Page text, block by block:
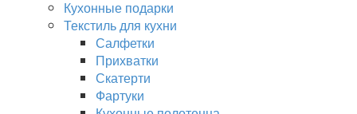
Кухонные подарки
Текстиль для кухни
Салфетки
Прихватки
Скатерти
Фартуки